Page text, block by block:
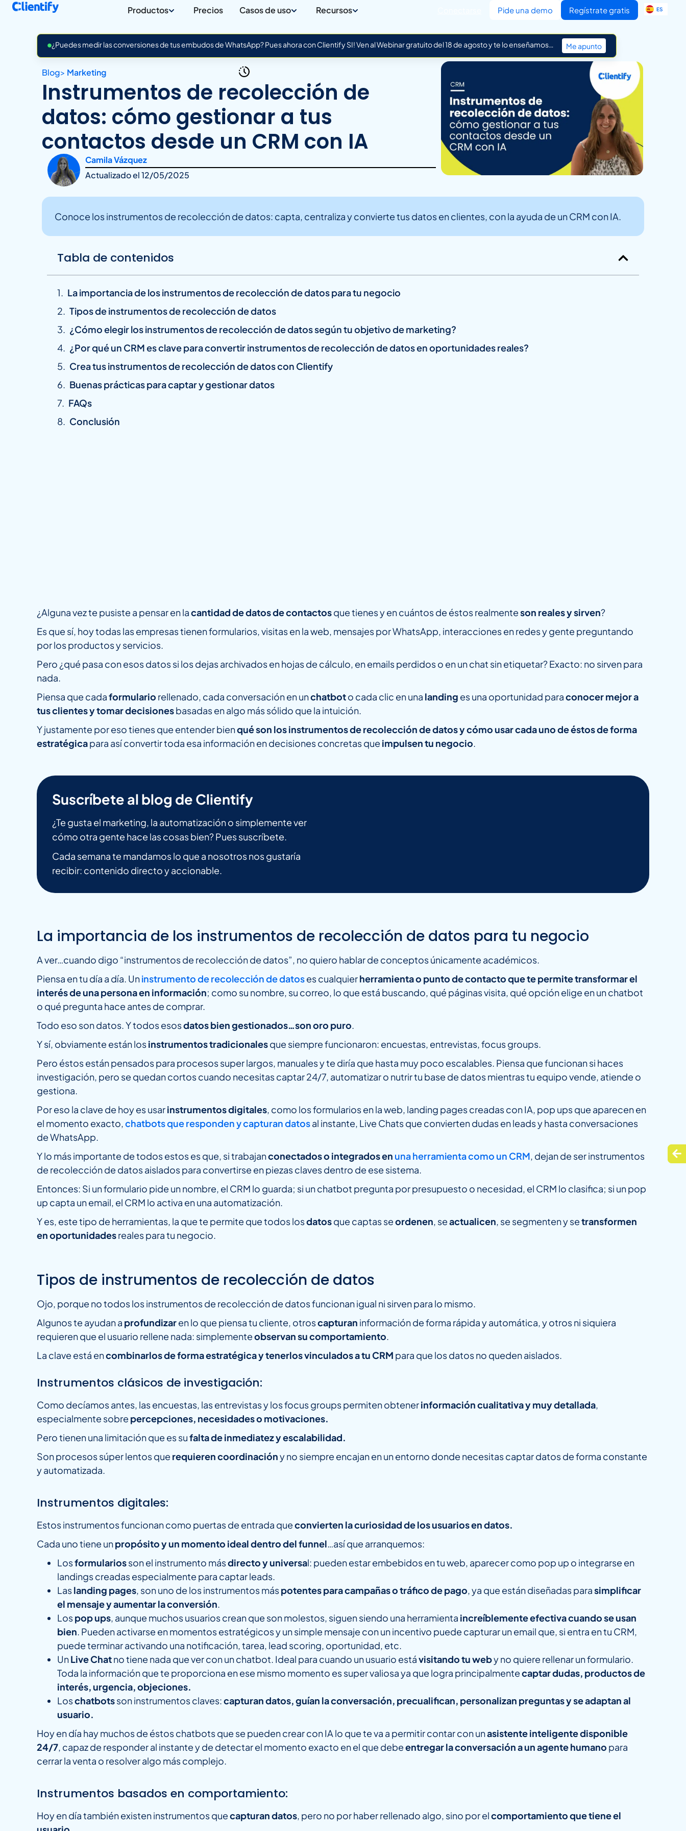
Productos Precios Casos de uso Recursos Pide una demo Regístrate gratis ES
IT
¿Puedes medir las conversiones de tus embudos de WhatsApp? Pues ahora con Clientify SI! Ven al Webinar gratuito del 18 de agosto y te lo enseñamos… Me apunto
Blog> Marketing
Instrumentos de recolección de
datos: cómo gestionar a tus
contactos desde un CRM con IA
Camila Vázquez
Actualizado el12/05/2025
Conoce los instrumentos de recolección de datos: capta, centraliza y convierte tus datos en clientes, con la ayuda de un CRM con IA.
Tabla de contenidos
La importancia de los instrumentos de recolección de datos para tu negocio
Tipos de instrumentos de recolección de datos
¿Cómo elegir los instrumentos de recolección de datos según tu objetivo de marketing?
¿Por qué un CRM es clave para convertir instrumentos de recolección de datos en oportunidades reales?
Crea tus instrumentos de recolección de datos con Clientify
Buenas prácticas para captar y gestionar datos
FAQs
Conclusión
¿Alguna vez te pusiste a pensar en lacantidad de datos de contactosque tienes y en cuántos de éstos realmenteson reales y sirven?
Es que sí, hoy todas las empresas tienen formularios, visitas en la web, mensajes por WhatsApp, interacciones en redes y gente preguntando
por los productos y servicios.
Pero ¿qué pasa con esos datos si los dejas archivados en hojas de cálculo, en emails perdidos o en un chat sin etiquetar? Exacto: no sirven para
nada.
Piensa que cadaformulario rellenado, cada conversación en unchatboto cada clic en una landing es una oportunidad paraconocer mejor a
tus clientes y tomar decisionesbasadas en algo más sólido que la intuición.
Y justamente por eso tienes que entender bienqué son los instrumentos de recolección de datosy cómo usar cada uno de éstos de forma
estratégicapara así convertir toda esa información en decisiones concretas que impulsen tu negocio.
Suscríbete al blog de Clientify
¿Te gusta el marketing, la automatización o simplemente ver
cómo otra gente hace las cosas bien? Pues suscríbete.
Cada semana te mandamos lo que a nosotros nos gustaría
recibir: contenido directo y accionable.
La importancia de los instrumentos de recolección de datos para tu negocio
A ver…cuando digo “instrumentos de recolección de datos”, no quiero hablar de conceptos únicamente académicos.
Piensa en tu día a día. Uninstrumento de recolección de datoses cualquierherramienta o punto de contacto que te permite transformar el
interés de una persona en información; como su nombre, su correo, lo que está buscando, qué páginas visita, qué opción elige en un chatbot
o qué pregunta hace antes de comprar.
Todo eso son datos. Y todos esosdatos bien gestionados…son oro puro.
Y sí, obviamente están losinstrumentos tradicionalesque siempre funcionaron: encuestas, entrevistas, focus groups.
Pero éstos están pensados para procesos super largos, manuales y te diría que hasta muy poco escalables. Piensa que funcionan si haces
investigación, pero se quedan cortos cuando necesitas captar 24/7, automatizar o nutrir tu base de datos mientras tu equipo vende, atiende o
gestiona.
Por eso la clave de hoy es usarinstrumentos digitales, como los formularios en la web, landing pages creadas con IA, pop ups que aparecen en
el momento exacto,chatbots que responden y capturan datosal instante, Live Chats que convierten dudas en leads y hasta conversaciones
de WhatsApp.
Y lo más importante de todos estos es que, si trabajanconectados o integrados en una herramienta como un CRM, dejan de ser instrumentos
de recolección de datos aislados para convertirse en piezas claves dentro de ese sistema.
Entonces: Si un formulario pide un nombre, el CRM lo guarda; si un chatbot pregunta por presupuesto o necesidad, el CRM lo clasifica; si un pop
up capta un email, el CRM lo activa en una automatización.
Y es, este tipo de herramientas, la que te permite que todos losdatosque captas seordenen, seactualicen, se segmenten y setransformen
en oportunidadesreales para tu negocio.
Tipos de instrumentos de recolección de datos
Ojo, porque no todos los instrumentos de recolección de datos funcionan igual ni sirven para lo mismo.
Algunos te ayudan a profundizaren lo que piensa tu cliente, otroscapturan información de forma rápida y automática, y otros ni siquiera
requieren que el usuario rellene nada: simplementeobservan su comportamiento.
La clave está encombinarlos de forma estratégica y tenerlos vinculados a tu CRM para que los datos no queden aislados.
Instrumentos clásicos de investigación:
Como decíamos antes, las encuestas, las entrevistas y los focus groups permiten obtenerinformación cualitativa y muy detallada,
especialmente sobre percepciones, necesidades o motivaciones.
Pero tienen una limitación que es sufalta de inmediatez y escalabilidad.
Son procesos súper lentos que requieren coordinacióny no siempre encajan en un entorno donde necesitas captar datos de forma constante
y automatizada.
Instrumentos digitales:
Estos instrumentos funcionan como puertas de entrada queconvierten la curiosidad de los usuarios en datos.
Cada uno tiene unpropósito y un momento ideal dentro del funnel…así que arranquemos:
Losformulariosson el instrumento másdirecto y universal: pueden estar embebidos en tu web, aparecer como pop up o integrarse en
landings creadas especialmente para captar leads.
Laslanding pages, son uno de los instrumentos máspotentes para campañas o tráfico de pago, ya que están diseñadas parasimplificar
el mensaje y aumentar la conversión.
Lospop ups, aunque muchos usuarios crean que son molestos, siguen siendo una herramienta increíblemente efectiva cuando se usan
bien. Pueden activarse en momentos estratégicos y un simple mensaje con un incentivo puede capturar un email que, si entra en tu CRM,
puede terminar activando una notificación, tarea, lead scoring, oportunidad, etc.
UnLive Chatno tiene nada que ver con un chatbot. Ideal para cuando un usuario estávisitando tu weby no quiere rellenar un formulario.
Toda la información que te proporciona en ese mismo momento es super valiosa ya que logra principalmentecaptar dudas, productos de
interés, urgencia, objeciones.
Loschatbotsson instrumentos claves:capturan datos, guían la conversación, precualifican, personalizan preguntas y se adaptan al
usuario.
Hoy en día hay muchos de éstos chatbots que se pueden crear con IA lo que te va a permitir contar con unasistente inteligente disponible
24/7, capaz de responder al instante y de detectar el momento exacto en el que debeentregar la conversación a un agente humano para
cerrar la venta o resolver algo más complejo.
Instrumentos basados en comportamiento:
Hoy en día también existen instrumentos quecapturan datos, pero no por haber rellenado algo, sino por elcomportamiento que tiene el